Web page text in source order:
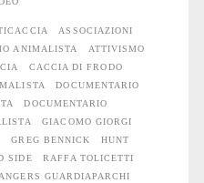
ASSOCIAZIONI
ANIMALISTA
ATTIVISMO
CACCIA DI FRODO
DOCUMENTARIO
DOCUMENTARIO
GIACOMO GIORGI
GREG BENNICK
HUNT
SIDE
RAFFA TOLICETTI
GUARDIAPARCHI